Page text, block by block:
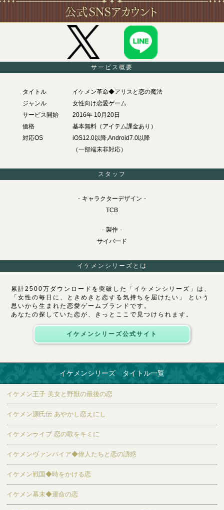
サービス概要
タイトル
イケメン革命◆アリスと恋の魔法
ジャンル
女性向け恋愛ゲーム
サービス開始
2016年 10月20日
価格
基本無料（アイテム課金あり）
対応OS
iOS12.0以降,Android7.0以降
（一部端末非対応）
スタッフ
キャラクターデザイン
TCB
製作
サイバード
イケメンシリーズとは
累計2500万ダウンロードを突破した「イケメンシリーズ」は、
「女性の毎日に、ときめきと恋する気持ちを届けたい」 という
思いから生まれた恋愛ゲームブランドです。
あなたの探していた恋が、きっとここで見つけられます。
イケメンシリーズ公式サイト
イケメンシリーズ タイトル一覧
イケメン王子 美女と野獣の最後の恋
イケメン源氏伝 あやかし恋えにし
イケメンライブ 恋の歌をキミに
イケメンヴァンパイア◆偉人たちと恋の誘惑
イケメン戦国◆時をかける恋
イケメン幕末◆運命の恋